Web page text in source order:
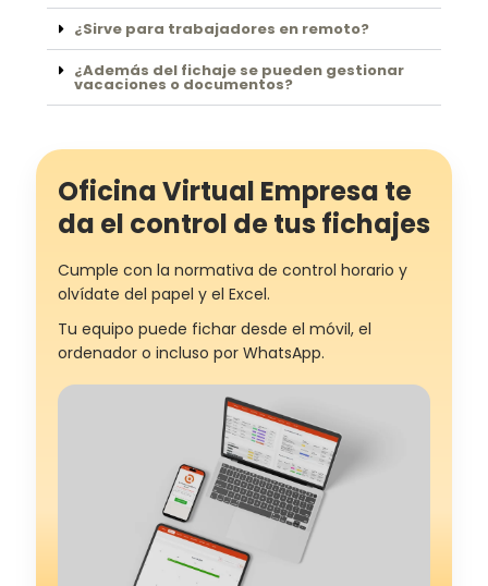
¿Sirve para trabajadores en remoto?
¿Además del fichaje se pueden gestionar
vacaciones o documentos?
Oficina Virtual Empresa te
da el control de tus fichajes
Cumple con la normativa de control horario y
olvídate del papel y el Excel.
Tu equipo puede fichar desde el móvil, el
ordenador o incluso por WhatsApp.